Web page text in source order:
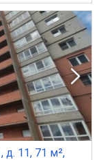
д. 11, 71 м²,